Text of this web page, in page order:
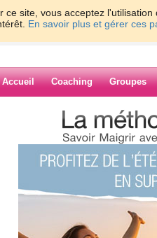
ce site, vous acceptez
En savoir plus et gérer ces
Accueil Coaching Groupes
>
de ju525
Suiv. ›